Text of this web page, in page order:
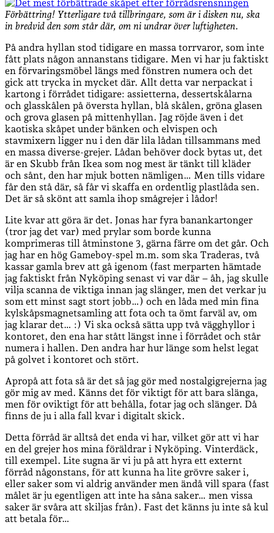
Förbättring! Ytterligare två tillbringare, som är i disken nu, ska
in bredvid den som står där, om ni undrar över luftigheten.
På andra hyllan stod tidigare en massa torrvaror, som inte
fått plats någon annanstans tidigare. Men vi har ju faktiskt
en förvaringsmöbel längs med fönstren numera och det
gick att trycka in mycket där. Allt detta var nerpackat i
kartong i förrådet tidigare: assietterna, dessertskålarna
och glasskålen på översta hyllan, blå skålen, gröna glasen
och grova glasen på mittenhyllan. Jag röjde även i det
kaotiska skåpet under bänken och elvispen och
stavmixern ligger nu i den där lila lådan tillsammans med
en massa diverse-grejer. Lådan behöver dock bytas ut, det
är en Skubb från Ikea som nog mest är tänkt till kläder
och sånt, den har mjuk botten nämligen… Men tills vidare
får den stå där, så får vi skaffa en ordentlig plastlåda sen.
Det är så skönt att samla ihop smågrejer i lådor!
Lite kvar att göra är det. Jonas har fyra banankartonger
(tror jag det var) med prylar som borde kunna
komprimeras till åtminstone 3, gärna färre om det går. Och
jag har en hög Gameboy-spel m.m. som ska Traderas, två
kassar gamla brev att gå igenom (fast merparten hämtade
jag faktiskt från Nyköping senast vi var där – åh, jag skulle
vilja scanna de viktiga innan jag slänger, men det verkar ju
som ett minst sagt stort jobb…) och en låda med min fina
kylskåpsmagnetsamling att fota och ta ömt farväl av, om
jag klarar det… :) Vi ska också sätta upp två vägghyllor i
kontoret, den ena har stått längst inne i förrådet och står
numera i hallen. Den andra har hur länge som helst legat
på golvet i kontoret och stört.
Apropå att fota så är det så jag gör med nostalgigrejerna jag
gör mig av med. Känns det för viktigt för att bara slänga,
men för oviktigt för att behålla, fotar jag och slänger. Då
finns de ju i alla fall kvar i digitalt skick.
Detta förråd är alltså det enda vi har, vilket gör att vi har
en del grejer hos mina föräldrar i Nyköping. Vinterdäck,
till exempel. Lite sugna är vi ju på att hyra ett externt
förråd någonstans, för att kunna ha lite grövre saker i,
eller saker som vi aldrig använder men ändå vill spara (fast
målet är ju egentligen att inte ha såna saker… men vissa
saker är svåra att skiljas från). Fast det känns ju inte så kul
att betala för…